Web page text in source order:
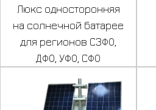
Люкс односторонняя
на солнечной батарее
для регионов СЗФО,
ДФО, УФО, СФО